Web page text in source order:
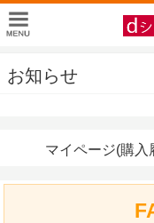
お知らせ
マイページ(購入